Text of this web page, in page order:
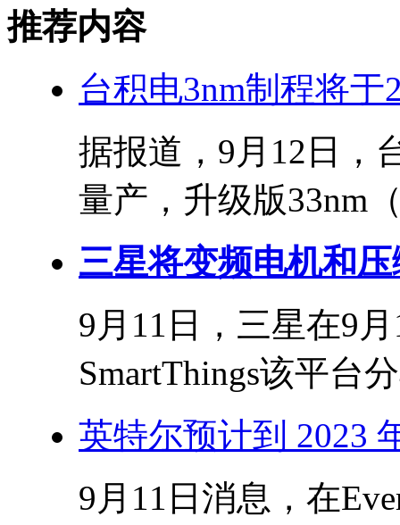
推荐内容
台积电3nm制程将于
据报道，9月12日，
量产，升级版33nm
三星将变频电机和
9月11日，三星在9
SmartThings该平台
英特尔预计到 2023
9月11日消息，在